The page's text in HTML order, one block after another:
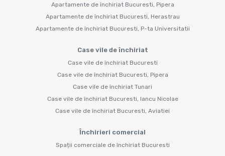
Apartamente de închiriat Bucuresti, Pipera
Apartamente de închiriat Bucuresti, Herastrau
Apartamente de închiriat Bucuresti, P-ta Universitatii
Case vile de închiriat
Case vile de închiriat Bucuresti
Case vile de închiriat Bucuresti, Pipera
Case vile de închiriat Tunari
Case vile de închiriat Bucuresti, Iancu Nicolae
Case vile de închiriat Bucuresti, Aviatiei
Închirieri comercial
Spații comerciale de închiriat Bucuresti